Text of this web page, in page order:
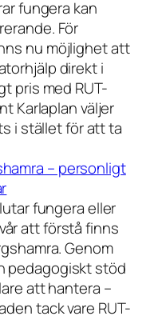
fungera kan
För
nu möjlighet att
direkt i
pris med RUT-
Karlaplan väljer
i stället för att ta
– personligt
fungera eller
att förstå finns
Genom
pedagogiskt stöd
att hantera –
tack vare RUT-